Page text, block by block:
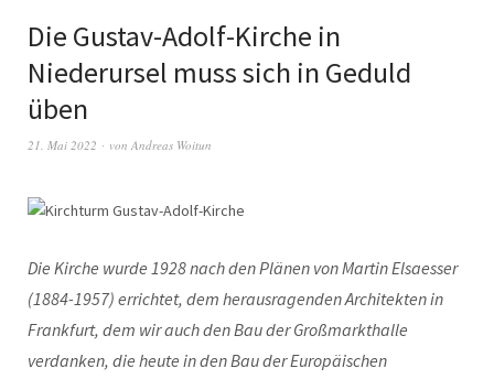
Die Gustav-Adolf-Kirche in
Niederursel muss sich in Geduld
üben
21. Mai 2022 von Andreas Woitun
Die Kirche wurde 1928 nach den Plänen von Martin Elsaesser
(1884-1957) errichtet, dem herausragenden Architekten in
Frankfurt, dem wir auch den Bau der Großmarkthalle
verdanken, die heute in den Bau der Europäischen